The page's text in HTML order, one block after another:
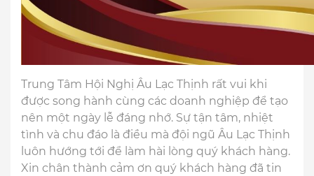
Trung Tâm Hội Nghị Âu Lạc Thịnh rất vui khi
được song hành cùng các doanh nghiệp để tạo
nên một ngày lễ đáng nhớ. Sự tận tâm, nhiệt
tình và chu đáo là điều mà đội ngũ Âu Lạc Thịnh
luôn hướng tới để làm hài lòng quý khách hàng.
Xin chân thành cảm ơn quý khách hàng đã tin